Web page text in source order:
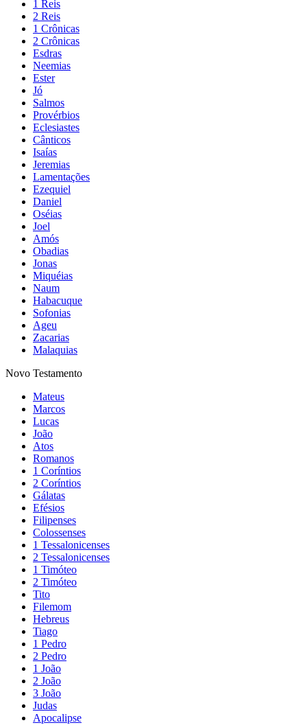
1 Reis
2 Reis
1 Crônicas
2 Crônicas
Esdras
Neemias
Ester
Jó
Salmos
Provérbios
Eclesiastes
Cânticos
Isaías
Jeremias
Lamentações
Ezequiel
Daniel
Oséias
Joel
Amós
Obadias
Jonas
Miquéias
Naum
Habacuque
Sofonias
Ageu
Zacarias
Malaquias
Novo Testamento
Mateus
Marcos
Lucas
João
Atos
Romanos
1 Coríntios
2 Coríntios
Gálatas
Efésios
Filipenses
Colossenses
1 Tessalonicenses
2 Tessalonicenses
1 Timóteo
2 Timóteo
Tito
Filemom
Hebreus
Tiago
1 Pedro
2 Pedro
1 João
2 João
3 João
Judas
Apocalipse